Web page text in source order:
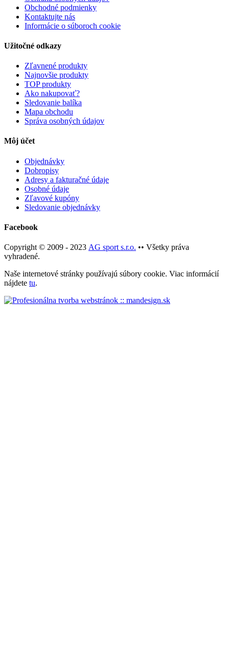
Obchodné podmienky
Kontaktujte nás
Informácie o súboroch cookie
Užitočné odkazy
Zľavnené produkty
Najnovšie produkty
TOP produkty
Ako nakupovať?
Sledovanie balíka
Mapa obchodu
Správa osobných údajov
Môj účet
Objednávky
Dobropisy
Adresy a fakturačné údaje
Osobné údaje
Zľavové kupóny
Sledovanie objednávky
Facebook
Copyright © 2009 - 2023 AG sport s.r.o. •• Všetky práva
vyhradené.
Naše internetové stránky používajú súbory cookie. Viac informácií
nájdete tu.